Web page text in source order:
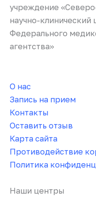
учреждение
научно-
Федерального
агентства»
О нас
Запись на прием
Контакты
Оставить отзыв
Карта сайта
Противодействие
Политика
Наши центры